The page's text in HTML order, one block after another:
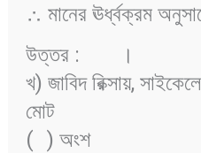
∴ মানের ঊর্ধ্বক্রম
উত্তর :
।
খ) জাবিদ রিক্সায়,
মোট
( ) অংশ